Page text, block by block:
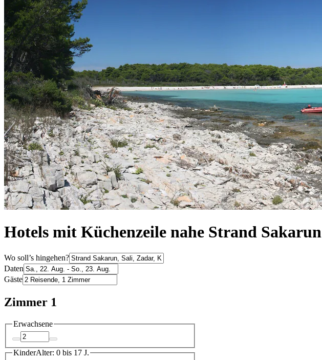
Hotels mit Küchenzeile nahe Strand Sakarun
Wo soll’s hingehen?
Daten
Gäste
Zimmer 1
Erwachsene
KinderAlter: 0 bis 17 J.